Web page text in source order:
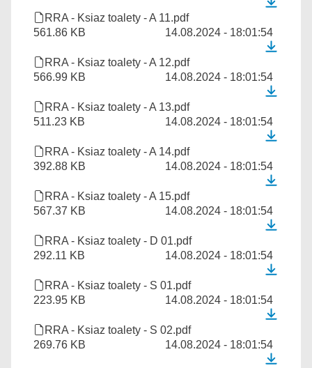
RRA - Ksiaz toalety - A 11.pdf
561.86 KB
14.08.2024 - 18:01:54
RRA - Ksiaz toalety - A 12.pdf
566.99 KB
14.08.2024 - 18:01:54
RRA - Ksiaz toalety - A 13.pdf
511.23 KB
14.08.2024 - 18:01:54
RRA - Ksiaz toalety - A 14.pdf
392.88 KB
14.08.2024 - 18:01:54
RRA - Ksiaz toalety - A 15.pdf
567.37 KB
14.08.2024 - 18:01:54
RRA - Ksiaz toalety - D 01.pdf
292.11 KB
14.08.2024 - 18:01:54
RRA - Ksiaz toalety - S 01.pdf
223.95 KB
14.08.2024 - 18:01:54
RRA - Ksiaz toalety - S 02.pdf
269.76 KB
14.08.2024 - 18:01:54